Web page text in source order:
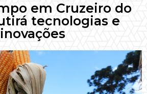
em Cruzeiro do
tecnologias e
inovações